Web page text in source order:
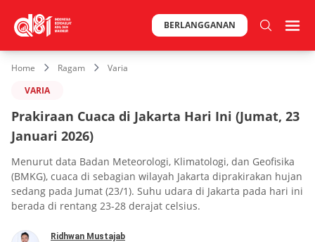
BERLANGGANAN
Home Ragam
Varia
VARIA
Prakiraan Cuaca di Jakarta Hari Ini (Jumat, 23
Januari 2026)
Menurut data Badan Meteorologi, Klimatologi, dan Geofisika
(BMKG), cuaca di sebagian wilayah Jakarta diprakirakan hujan
sedang pada Jumat (23/1). Suhu udara di Jakarta pada hari ini
berada di rentang 23-28 derajat celsius.
Ridhwan Mustajab